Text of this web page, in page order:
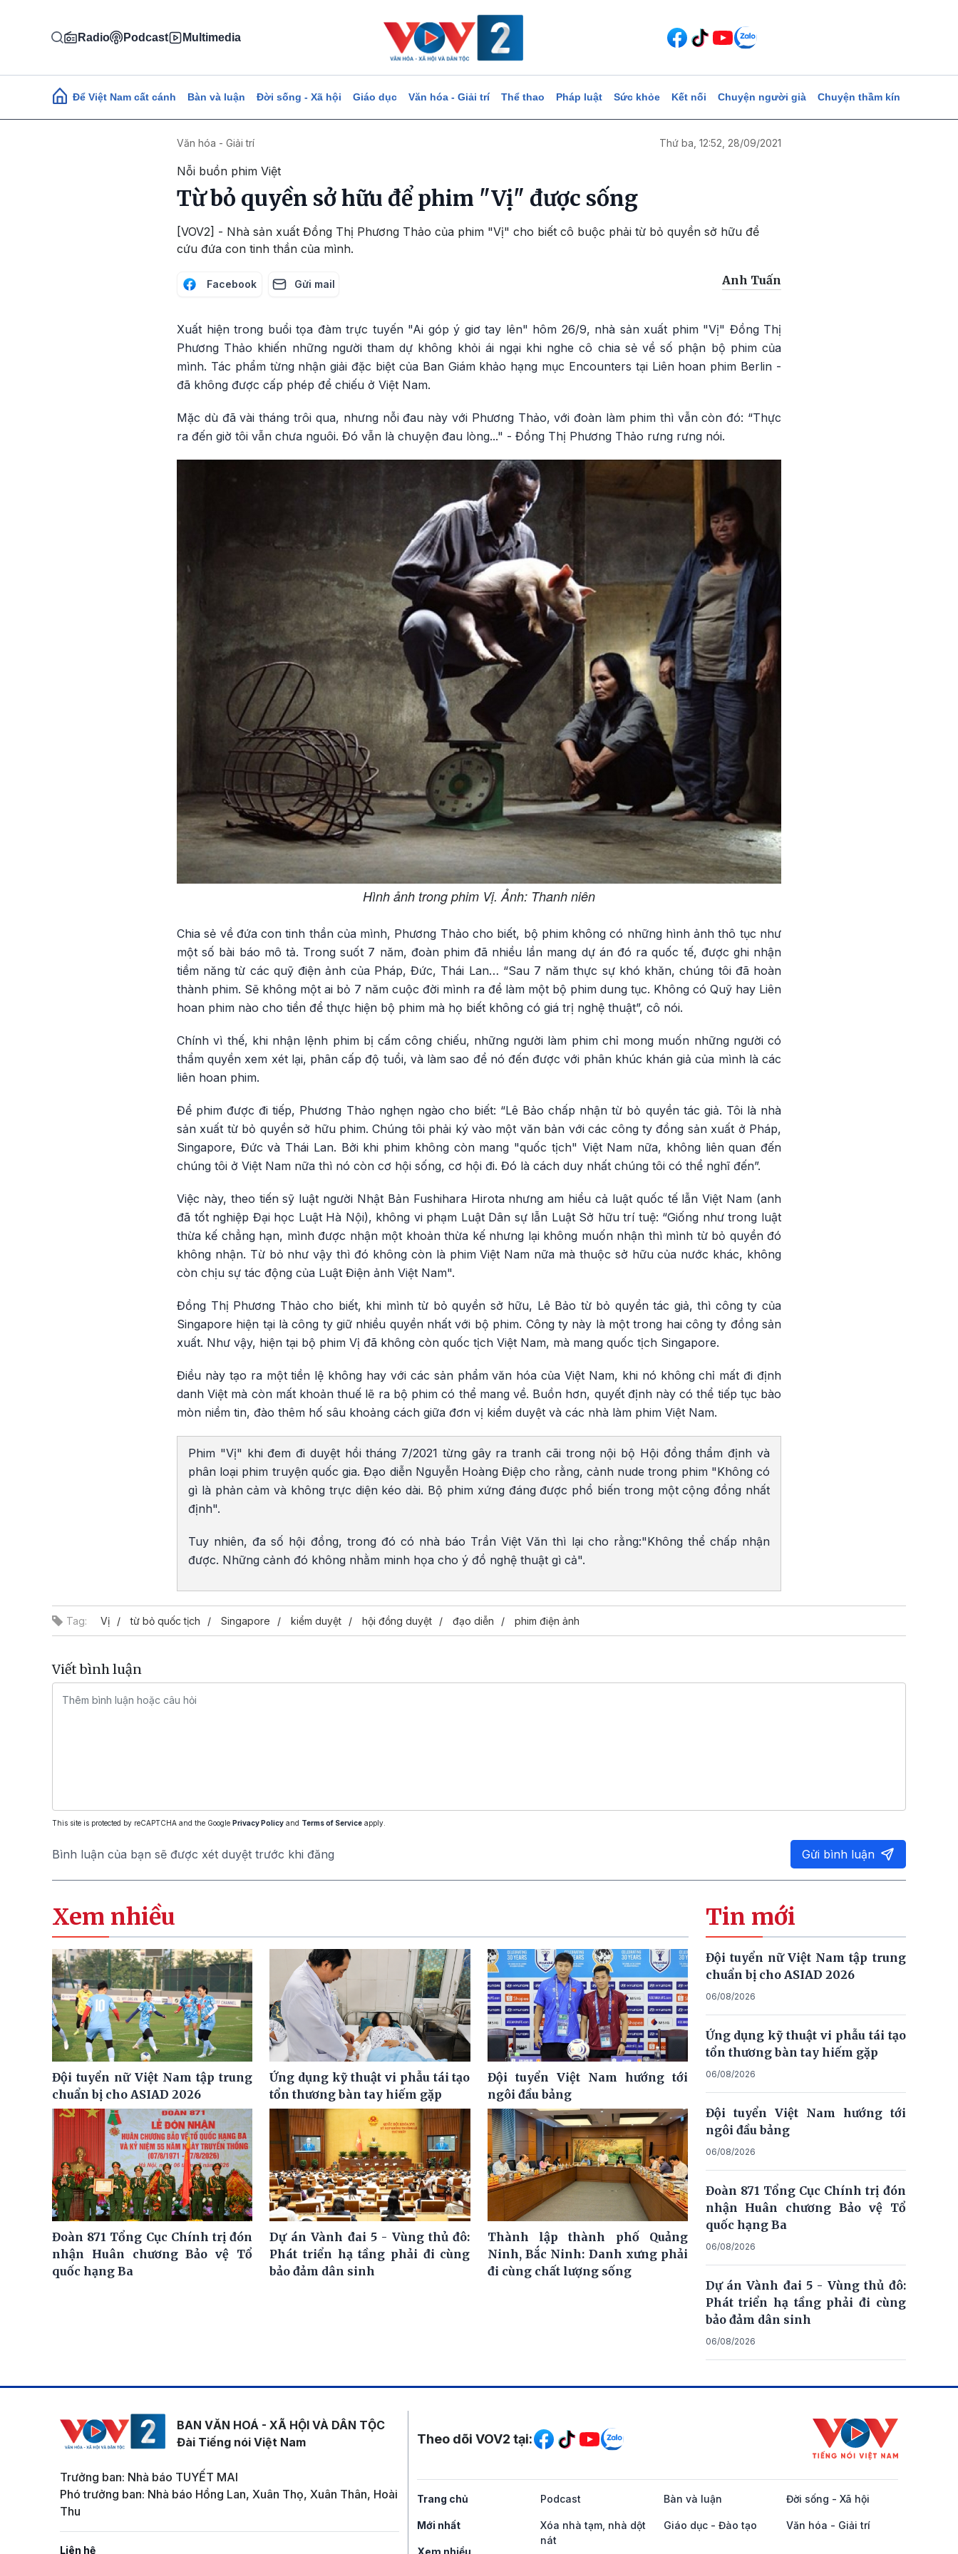
Radio Podcast Multimedia
Main navigation
Để Việt Nam cất cánh Bàn và luận Đời sống - Xã hội Giáo dục Văn hóa - Giải trí Thể thao Pháp luật Sức khỏe Kết nối Chuyện người già Chuyện thầm kín
Văn hóa - Giải trí Thứ ba, 12:52, 28/09/2021
Nỗi buồn phim Việt
Từ bỏ quyền sở hữu để phim "Vị" được sống
[VOV2] - Nhà sản xuất Đồng Thị Phương Thảo của phim "Vị" cho biết cô buộc phải từ bỏ quyền sở hữu để
cứu đứa con tinh thần của mình.
Facebook Gửi mail Anh Tuấn
Xuất hiện trong buổi tọa đàm trực tuyến "Ai góp ý giơ tay lên" hôm 26/9, nhà sản xuất phim "Vị" Đồng Thị
Phương Thảo khiến những người tham dự không khỏi ái ngại khi nghe cô chia sẻ về số phận bộ phim của
mình. Tác phẩm từng nhận giải đặc biệt của Ban Giám khảo hạng mục Encounters tại Liên hoan phim Berlin -
đã không được cấp phép để chiếu ở Việt Nam.
Mặc dù đã vài tháng trôi qua, nhưng nỗi đau này với Phương Thảo, với đoàn làm phim thì vẫn còn đó: “Thực
ra đến giờ tôi vẫn chưa nguôi. Đó vẫn là chuyện đau lòng..." - Đồng Thị Phương Thảo rưng rưng nói.
Hình ảnh trong phim Vị. Ảnh: Thanh niên
Chia sẻ về đứa con tinh thần của mình, Phương Thảo cho biết, bộ phim không có những hình ảnh thô tục như
một số bài báo mô tả. Trong suốt 7 năm, đoàn phim đã nhiều lần mang dự án đó ra quốc tế, được ghi nhận
tiềm năng từ các quỹ điện ảnh của Pháp, Đức, Thái Lan… “Sau 7 năm thực sự khó khăn, chúng tôi đã hoàn
thành phim. Sẽ không một ai bỏ 7 năm cuộc đời mình ra để làm một bộ phim dung tục. Không có Quỹ hay Liên
hoan phim nào cho tiền để thực hiện bộ phim mà họ biết không có giá trị nghệ thuật”, cô nói.
Chính vì thế, khi nhận lệnh phim bị cấm công chiếu, những người làm phim chỉ mong muốn những người có
thẩm quyền xem xét lại, phân cấp độ tuổi, và làm sao để nó đến được với phân khúc khán giả của mình là các
liên hoan phim.
Để phim được đi tiếp, Phương Thảo nghẹn ngào cho biết: “Lê Bảo chấp nhận từ bỏ quyền tác giả. Tôi là nhà
sản xuất từ bỏ quyền sở hữu phim. Chúng tôi phải ký vào một văn bản với các công ty đồng sản xuất ở Pháp,
Singapore, Đức và Thái Lan. Bởi khi phim không còn mang "quốc tịch" Việt Nam nữa, không liên quan đến
chúng tôi ở Việt Nam nữa thì nó còn cơ hội sống, cơ hội đi. Đó là cách duy nhất chúng tôi có thể nghĩ đến”.
Việc này, theo tiến sỹ luật người Nhật Bản Fushihara Hirota nhưng am hiểu cả luật quốc tế lẫn Việt Nam (anh
đã tốt nghiệp Đại học Luật Hà Nội), không vi phạm Luật Dân sự lẫn Luật Sở hữu trí tuệ: “Giống như trong luật
thừa kế chẳng hạn, mình được nhận một khoản thừa kế nhưng lại không muốn nhận thì mình từ bỏ quyền đó
không nhận. Từ bỏ như vậy thì đó không còn là phim Việt Nam nữa mà thuộc sở hữu của nước khác, không
còn chịu sự tác động của Luật Điện ảnh Việt Nam".
Đồng Thị Phương Thảo cho biết, khi mình từ bỏ quyền sở hữu, Lê Bảo từ bỏ quyền tác giả, thì công ty của
Singapore hiện tại là công ty giữ nhiều quyền nhất với bộ phim. Công ty này là một trong hai công ty đồng sản
xuất. Như vậy, hiện tại bộ phim Vị đã không còn quốc tịch Việt Nam, mà mang quốc tịch Singapore.
Điều này tạo ra một tiền lệ không hay với các sản phẩm văn hóa của Việt Nam, khi nó không chỉ mất đi định
danh Việt mà còn mất khoản thuế lẽ ra bộ phim có thể mang về. Buồn hơn, quyết định này có thể tiếp tục bào
mòn niềm tin, đào thêm hố sâu khoảng cách giữa đơn vị kiểm duyệt và các nhà làm phim Việt Nam.
Phim "Vị" khi đem đi duyệt hồi tháng 7/2021 từng gây ra tranh cãi trong nội bộ Hội đồng thẩm định và
phân loại phim truyện quốc gia. Đạo diễn Nguyễn Hoàng Điệp cho rằng, cảnh nude trong phim "Không có
gì là phản cảm và không trực diện kéo dài. Bộ phim xứng đáng được phổ biến trong một cộng đồng nhất
định".
Tuy nhiên, đa số hội đồng, trong đó có nhà báo Trần Việt Văn thì lại cho rằng:"Không thể chấp nhận
được. Những cảnh đó không nhằm minh họa cho ý đồ nghệ thuật gì cả".
Tag: Vị từ bỏ quốc tịch Singapore kiểm duyệt hội đồng duyệt đạo diễn phim điện ảnh
Viết bình luận
This site is protected by reCAPTCHA and the Google Privacy Policy and Terms of Service apply.
Bình luận của bạn sẽ được xét duyệt trước khi đăng Gửi bình luận
Xem nhiều
Đội tuyển nữ Việt Nam tập trung
chuẩn bị cho ASIAD 2026
Ứng dụng kỹ thuật vi phẫu tái tạo
tổn thương bàn tay hiếm gặp
Đội tuyển Việt Nam hướng tới
ngôi đầu bảng
Đoàn 871 Tổng Cục Chính trị đón
nhận Huân chương Bảo vệ Tổ
quốc hạng Ba
Dự án Vành đai 5 - Vùng thủ đô:
Phát triển hạ tầng phải đi cùng
bảo đảm dân sinh
Thành lập thành phố Quảng
Ninh, Bắc Ninh: Danh xưng phải
đi cùng chất lượng sống
Tin mới
Đội tuyển nữ Việt Nam tập trung
chuẩn bị cho ASIAD 2026
06/08/2026
Ứng dụng kỹ thuật vi phẫu tái tạo
tổn thương bàn tay hiếm gặp
06/08/2026
Đội tuyển Việt Nam hướng tới
ngôi đầu bảng
06/08/2026
Đoàn 871 Tổng Cục Chính trị đón
nhận Huân chương Bảo vệ Tổ
quốc hạng Ba
06/08/2026
Dự án Vành đai 5 - Vùng thủ đô:
Phát triển hạ tầng phải đi cùng
bảo đảm dân sinh
06/08/2026
BAN VĂN HOÁ - XÃ HỘI VÀ DÂN TỘC
Đài Tiếng nói Việt Nam
Trưởng ban: Nhà báo TUYẾT MAI
Phó trưởng ban: Nhà báo Hồng Lan, Xuân Thọ, Xuân Thân, Hoài
Thu
Liên hệ
Mạng xã hội
Theo dõi VOV2 tại:
Trang chủ
Mới nhất
Xem nhiều
Podcast Bàn và luận Đời sống - Xã hội
Xóa nhà tạm, nhà dột
nát
Giáo dục - Đào tạo Văn hóa - Giải trí